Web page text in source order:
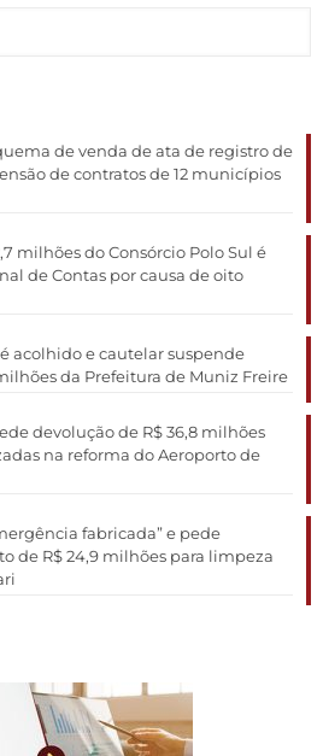
de venda de ata de registro de
de contratos de 12 municípios
milhões do Consórcio Polo Sul é
de Contas por causa de oito
acolhido e cautelar suspende
da Prefeitura de Muniz Freire
devolução de R$ 36,8 milhões
na reforma do Aeroporto de
fabricada” e pede
de R$ 24,9 milhões para limpeza